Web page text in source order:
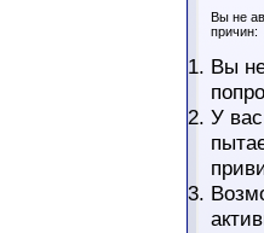
Вы не
причин:
Вы
У